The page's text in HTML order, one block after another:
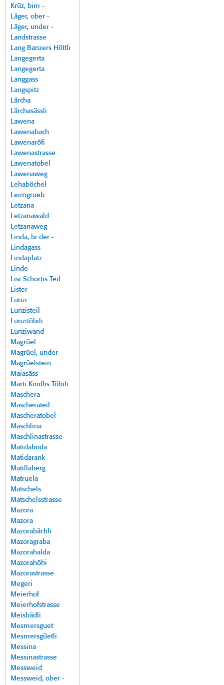
Krüz, bim -
Läger, ober -
Läger, under -
Landstrasse
Lang Banzers Höttli
Langegerta
Langegerta
Langgass
Langspitz
Lärcha
Lärchasässli
Lawena
Lawenabach
Lawenaröfi
Lawenastrasse
Lawenatobel
Lawenaweg
Lehaböchel
Leimgrueb
Letzana
Letzanawald
Letzanaweg
Linda, bi der -
Lindagass
Lindaplatz
Linde
Lisi Schortis Teil
Lister
Lunzi
Lunzisteil
Lunzitöbili
Lunziwand
Magrüel
Magrüel, under -
Magrüelstein
Maiasäss
Marti Kindlis Töbili
Maschera
Mascherateil
Mascheratobel
Maschlina
Maschlinastrasse
Matidaboda
Matidarank
Matillaberg
Matruela
Matschels
Matschelsstrasse
Mazora
Mazora
Mazorabächli
Mazoragraba
Mazorahalda
Mazorahöhi
Mazorastrasse
Megeri
Meierhof
Meierhofstrasse
Meisbädli
Mesmersguet
Mesmersgüetli
Messina
Messinastrasse
Messweid
Messweid, ober -